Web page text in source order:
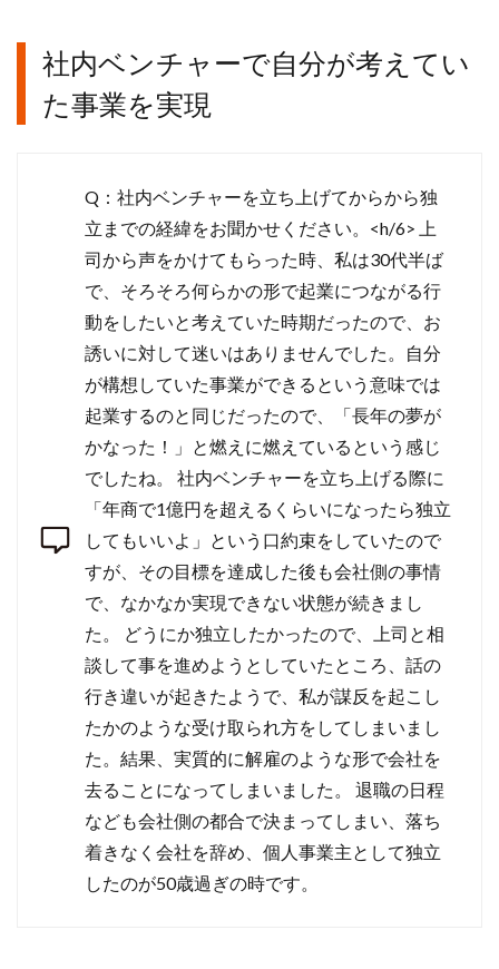
社内ベンチャーで自分が考えてい
た事業を実現
Q：社内ベンチャーを立ち上げてからから独
立までの経緯をお聞かせください。<h/6> 上
司から声をかけてもらった時、私は30代半ば
で、そろそろ何らかの形で起業につながる行
動をしたいと考えていた時期だったので、お
誘いに対して迷いはありませんでした。自分
が構想していた事業ができるという意味では
起業するのと同じだったので、「長年の夢が
かなった！」と燃えに燃えているという感じ
でしたね。 社内ベンチャーを立ち上げる際に
「年商で1億円を超えるくらいになったら独立
してもいいよ」という口約束をしていたので
すが、その目標を達成した後も会社側の事情
で、なかなか実現できない状態が続きまし
た。 どうにか独立したかったので、上司と相
談して事を進めようとしていたところ、話の
行き違いが起きたようで、私が謀反を起こし
たかのような受け取られ方をしてしまいまし
た。結果、実質的に解雇のような形で会社を
去ることになってしまいました。 退職の日程
なども会社側の都合で決まってしまい、落ち
着きなく会社を辞め、個人事業主として独立
したのが50歳過ぎの時です。